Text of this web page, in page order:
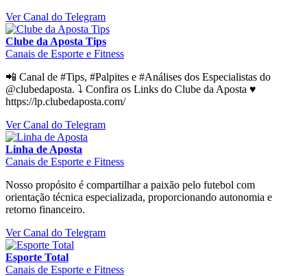
Ver Canal do Telegram
Clube da Aposta Tips
Canais de Esporte e Fitness
📲 Canal de #Tips, #Palpites e #Análises dos Especialistas do
@clubedaposta. ⤵️ Confira os Links do Clube da Aposta ♥️
https://lp.clubedaposta.com/
Ver Canal do Telegram
Linha de Aposta
Canais de Esporte e Fitness
Nosso propósito é compartilhar a paixão pelo futebol com
orientação técnica especializada, proporcionando autonomia e
retorno financeiro.
Ver Canal do Telegram
Esporte Total
Canais de Esporte e Fitness